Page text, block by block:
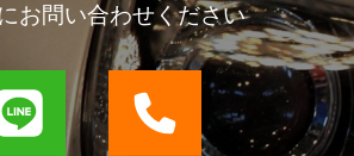
お問い合わせください